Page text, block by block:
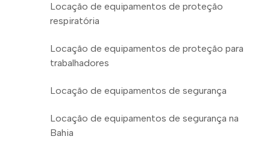
Locação de equipamentos de proteção
respiratória
Locação de equipamentos de proteção para
trabalhadores
Locação de equipamentos de segurança
Locação de equipamentos de segurança na
Bahia